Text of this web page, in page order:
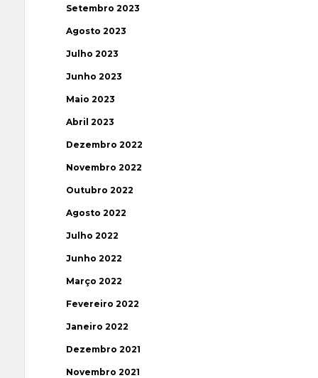
Setembro 2023
Agosto 2023
Julho 2023
Junho 2023
Maio 2023
Abril 2023
Dezembro 2022
Novembro 2022
Outubro 2022
Agosto 2022
Julho 2022
Junho 2022
Março 2022
Fevereiro 2022
Janeiro 2022
Dezembro 2021
Novembro 2021